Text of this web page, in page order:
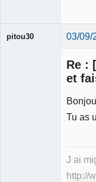
pitou30 03/09/
Re :
et
Tu as
J ai
http://